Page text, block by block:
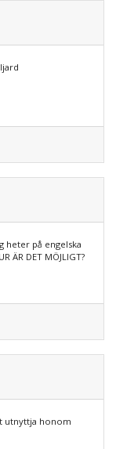
heter på engelska
ÄR DET MÖJLIGT?
utnyttja honom